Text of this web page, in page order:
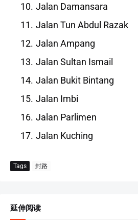
Jalan Damansara
Jalan Tun Abdul Razak
Jalan Ampang
Jalan Sultan Ismail
Jalan Bukit Bintang
Jalan Imbi
Jalan Parlimen
Jalan Kuching
Tags 封路
延伸阅读